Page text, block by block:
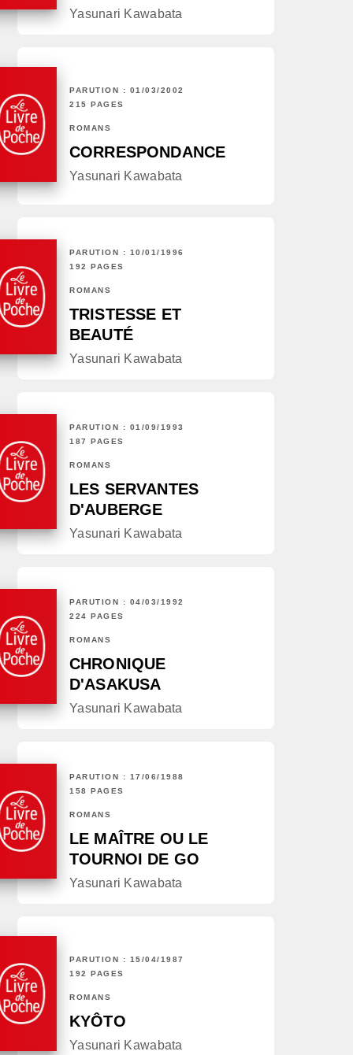
Yasunari Kawabata
PARUTION : 01/03/2002
215 PAGES
ROMANS
CORRESPONDANCE
Yasunari Kawabata
PARUTION : 10/01/1996
192 PAGES
ROMANS
TRISTESSE ET
BEAUTÉ
Yasunari Kawabata
PARUTION : 01/09/1993
187 PAGES
ROMANS
LES SERVANTES
D'AUBERGE
Yasunari Kawabata
PARUTION : 04/03/1992
224 PAGES
ROMANS
CHRONIQUE
D'ASAKUSA
Yasunari Kawabata
PARUTION : 17/06/1988
158 PAGES
ROMANS
LE MAÎTRE OU LE
TOURNOI DE GO
Yasunari Kawabata
PARUTION : 15/04/1987
192 PAGES
ROMANS
KYÔTO
Yasunari Kawabata